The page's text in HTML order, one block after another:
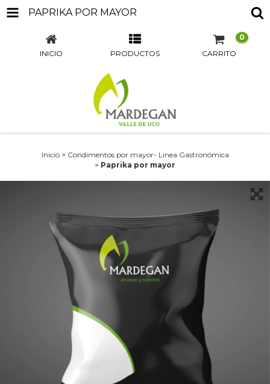
PAPRIKA POR MAYOR
INICIO PRODUCTOS CARRITO
0
Inicio > Condimentos por mayor- Linea Gastronómica
> Paprika por mayor